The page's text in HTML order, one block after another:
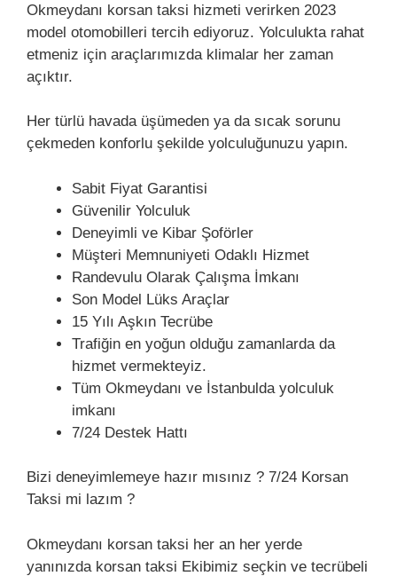
Okmeydanı korsan taksi hizmeti verirken 2023
model otomobilleri tercih ediyoruz. Yolculukta rahat
etmeniz için araçlarımızda klimalar her zaman
açıktır.
Her türlü havada üşümeden ya da sıcak sorunu
çekmeden konforlu şekilde yolculuğunuzu yapın.
Sabit Fiyat Garantisi
Güvenilir Yolculuk
Deneyimli ve Kibar Şoförler
Müşteri Memnuniyeti Odaklı Hizmet
Randevulu Olarak Çalışma İmkanı
Son Model Lüks Araçlar
15 Yılı Aşkın Tecrübe
Trafiğin en yoğun olduğu zamanlarda da
hizmet vermekteyiz.
Tüm Okmeydanı ve İstanbulda yolculuk
imkanı
7/24 Destek Hattı
Bizi deneyimlemeye hazır mısınız ? 7/24 Korsan
Taksi mi lazım ?
Okmeydanı korsan taksi her an her yerde
yanınızda korsan taksi Ekibimiz seçkin ve tecrübeli